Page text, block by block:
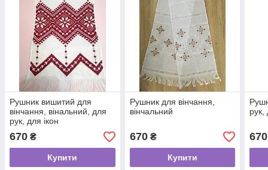
Рушник вишитий для
вінчання, вінальний, для
рук, для ікон
670 ₴
Купити
Рушник для вінчання,
вінчальний
670₴
Купити
рук,
670